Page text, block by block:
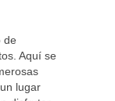
de
Aquí se
lugar